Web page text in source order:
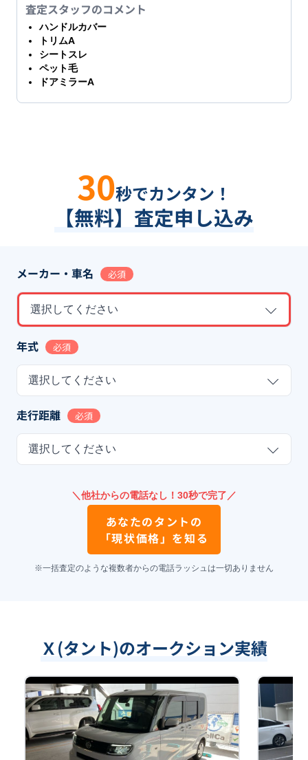
査定スタッフのコメント
ハンドルカバー
トリムA
シートスレ
ペット毛
ドアミラーA
30秒でカンタン！
【無料】査定申し込み
メーカー・車名 必須
選択してください
年式 必須
選択してください
走行距離 必須
選択してください
＼他社からの電話なし！30秒で完了／
あなたのタント の
「現状価格」を知る
※一括査定のような複数者からの電話ラッシュは一切ありません
Ｘ(タント)のオークション実績